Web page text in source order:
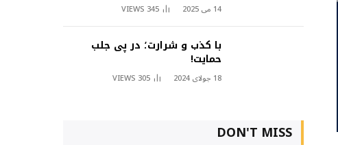
14 می 2025 345
VIEWS
با کذب و شرارت؛ در پی جلب
حمایت!
18 جولای 2024 305
VIEWS
DON'T MISS